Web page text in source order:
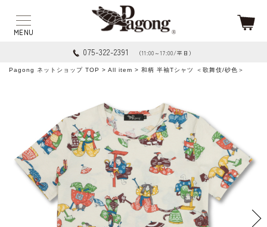
075-322-2391 （11:00～17:00/平日）
Pagong ネットショップ TOP > All item > 和柄 半袖Tシャツ ＜歌舞伎/砂色＞